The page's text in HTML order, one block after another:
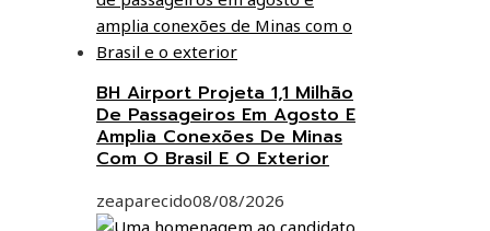
BH Airport Projeta 1,1 Milhão
De Passageiros Em Agosto E
Amplia Conexões De Minas
Com O Brasil E O Exterior
zeaparecido08/08/2026